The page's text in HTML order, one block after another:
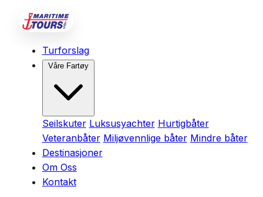
Turforslag
Våre Fartøy
Seilskuter Luksusyachter Hurtigbåter
Veteranbåter Miljøvennlige båter Mindre båter
Destinasjoner
Om Oss
Kontakt